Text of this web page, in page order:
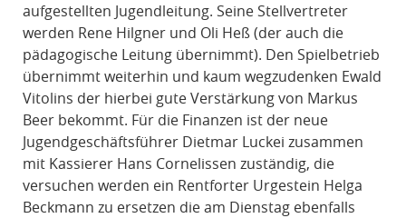
aufgestellten Jugendleitung. Seine Stellvertreter
werden Rene Hilgner und Oli Heß (der auch die
pädagogische Leitung übernimmt). Den Spielbetrieb
übernimmt weiterhin und kaum wegzudenken Ewald
Vitolins der hierbei gute Verstärkung von Markus
Beer bekommt. Für die Finanzen ist der neue
Jugendgeschäftsführer Dietmar Luckei zusammen
mit Kassierer Hans Cornelissen zuständig, die
versuchen werden ein Rentforter Urgestein Helga
Beckmann zu ersetzen die am Dienstag ebenfalls